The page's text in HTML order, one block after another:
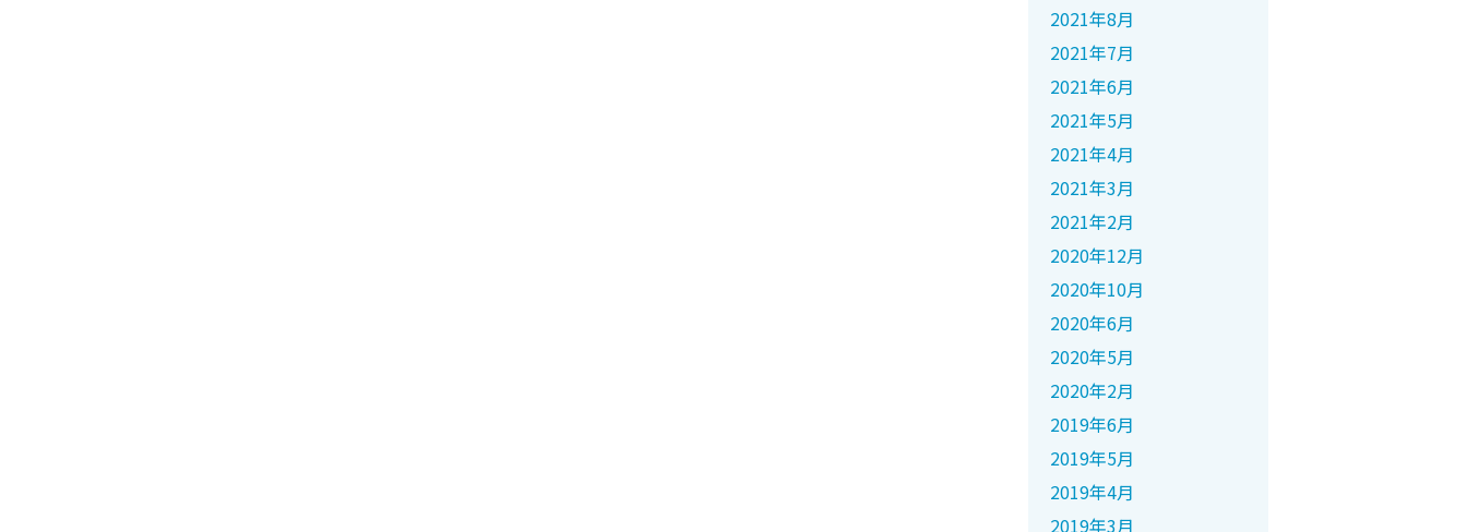
2021年8月
2021年7月
2021年6月
2021年5月
2021年4月
2021年3月
2021年2月
2020年12月
2020年10月
2020年6月
2020年5月
2020年2月
2019年6月
2019年5月
2019年4月
2019年3月